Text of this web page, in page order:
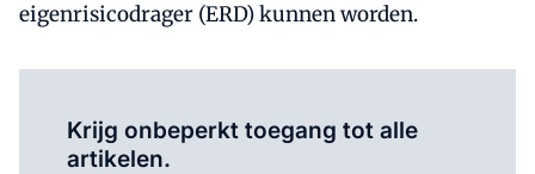
eigenrisicodrager (ERD) kunnen worden.
Krijg onbeperkt toegang tot alle
artikelen.